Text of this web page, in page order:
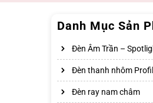
Danh Mục Sản
Đèn Âm Trần –
Đèn thanh nhôm
Đèn ray nam châm